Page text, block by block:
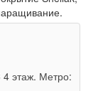
этаж. Метро: